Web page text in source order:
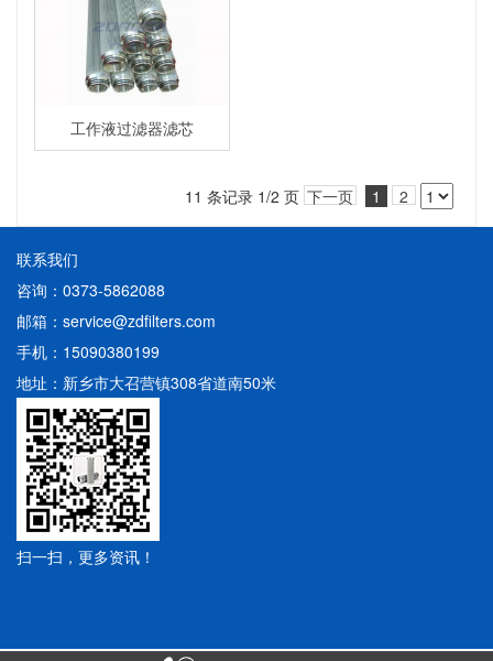
工作液过滤器滤芯
11 条记录 1/2 页 下一页 1 2
联系我们
咨询：0373-5862088
邮箱：service@zdfilters.com
手机：15090380199
地址：新乡市大召营镇308省道南50米
扫一扫，更多资讯！